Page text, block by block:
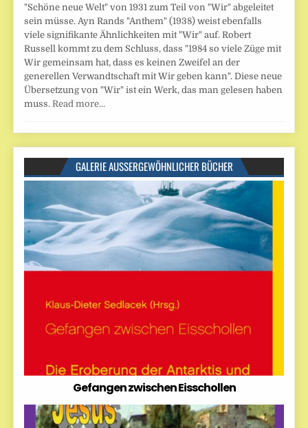
"Schöne neue Welt" von 1931 zum Teil von "Wir" abgeleitet
sein müsse. Ayn Rands "Anthem" (1938) weist ebenfalls
viele signifikante Ähnlichkeiten mit "Wir" auf. Robert
Russell kommt zu dem Schluss, dass "1984 so viele Züge mit
Wir gemeinsam hat, dass es keinen Zweifel an der
generellen Verwandtschaft mit Wir geben kann". Diese neue
Übersetzung von "Wir" ist ein Werk, das man gelesen haben
muss.Read more…
GALERIE AUSSERGEWÖHNLICHER BÜCHER
Gefangen zwischen Eisschollen